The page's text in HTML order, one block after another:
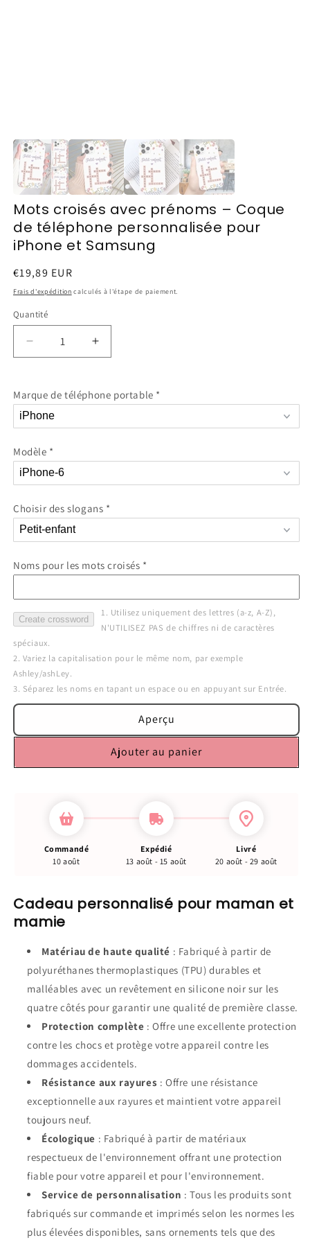
Mots croisés avec prénoms – Coque
de téléphone personnalisée pour
iPhone et Samsung
Prix
habituel
€19,89 EUR
Frais d'expédition calculés à l'étape de paiement.
Quantité
Réduire
la
de
Mots
croisés
prénoms
–
Coque
téléphone
personnalisée
pour
et
Samsung
Augmenter
la
de
Mots
–
téléphone
personnalisée
et
Samsung
Marque de téléphone portable *
Modèle *
Choisir des slogans *
Noms pour les mots croisés *
Create crossword
1. Utilisez uniquement des lettres (a-z, A-Z),
N'UTILISEZ PAS de chiffres ni de caractères
spéciaux.
2. Variez la capitalisation pour le même nom, par exemple
Ashley/ashLey.
3. Séparez les noms en tapant un espace ou en appuyant sur Entrée.
Aperçu
Ajouter au panier
Commandé
10 août
Expédié
13 août - 15 août
Livré
20 août - 29 août
Cadeau personnalisé pour maman et
mamie
Matériau de haute qualité : Fabriqué à partir de
polyuréthanes thermoplastiques (TPU) durables et
malléables avec un revêtement en silicone noir sur les
quatre côtés pour garantir une qualité de première classe.
Protection complète : Offre une excellente protection
contre les chocs et protège votre appareil contre les
dommages accidentels.
Résistance aux rayures : Offre une résistance
exceptionnelle aux rayures et maintient votre appareil
toujours neuf.
Écologique : Fabriqué à partir de matériaux
respectueux de l'environnement offrant une protection
fiable pour votre appareil et pour l'environnement.
Service de personnalisation : Tous les produits sont
fabriqués sur commande et imprimés selon les normes les
plus élevées disponibles, sans ornements tels que des